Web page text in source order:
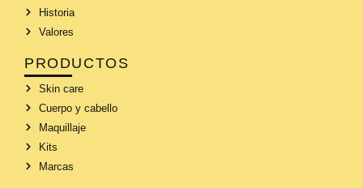
Historia
Valores
PRODUCTOS
Skin care
Cuerpo y cabello
Maquillaje
Kits
Marcas